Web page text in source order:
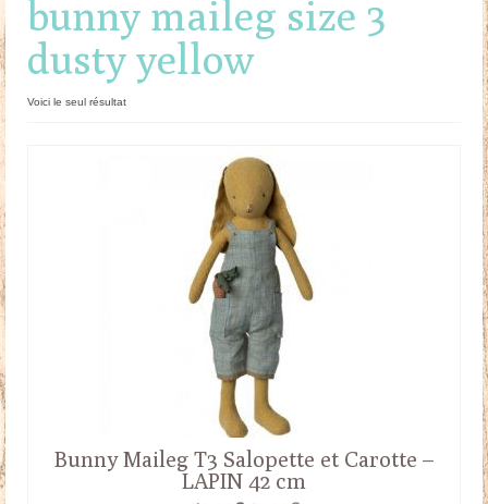
Poupées
Doudous
Mobilier & Accessoires
bunny maileg size 3
dusty yellow
Voici le seul résultat
Bunny Maileg T3 Salopette et Carotte –
LAPIN 42 cm